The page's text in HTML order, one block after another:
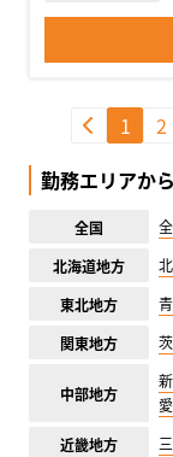
1 2
勤務エリアか
全国
北海道地方
東北地方
関東地方
中部地方
近畿地方